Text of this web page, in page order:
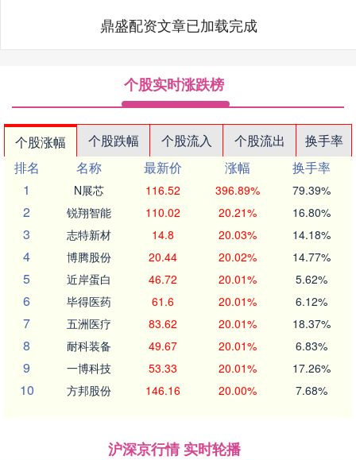
鼎盛配资文章已加载完成
个股实时涨跌榜
个股涨幅 个股跌幅 个股流入 个股流出
换手率
排名
名称 最新价 涨幅
换手率
1
N展芯 116.52 396.89% 79.39%
2 锐翔智能 110.02 20.21% 16.80%
3 志特新材 14.8 20.03% 14.18%
4 博腾股份 20.44 20.02% 14.77%
5 近岸蛋白 46.72 20.01% 5.62%
6 毕得医药 61.6 20.01% 6.12%
7 五洲医疗 83.62 20.01% 18.37%
8 耐科装备 49.67 20.01% 6.83%
9 一博科技 53.33 20.01% 17.26%
10 方邦股份 146.16 20.00% 7.68%
沪深京行情 实时轮播